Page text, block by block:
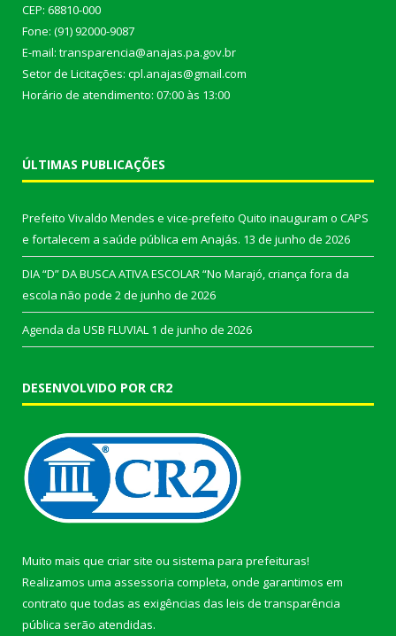
CEP: 68810-000
Fone: (91) 92000-9087
E-mail: transparencia@anajas.pa.gov.br
Setor de Licitações: cpl.anajas@gmail.com
Horário de atendimento: 07:00 às 13:00
ÚLTIMAS PUBLICAÇÕES
Prefeito Vivaldo Mendes e vice-prefeito Quito inauguram o CAPS
e fortalecem a saúde pública em Anajás. 13 de junho de 2026
DIA “D” DA BUSCA ATIVA ESCOLAR “No Marajó, criança fora da
escola não pode 2 de junho de 2026
Agenda da USB FLUVIAL 1 de junho de 2026
DESENVOLVIDO POR CR2
Muito mais que criar site ou sistema para prefeituras!
Realizamos uma assessoria completa, onde garantimos em
contrato que todas as exigências das leis de transparência
pública serão atendidas.